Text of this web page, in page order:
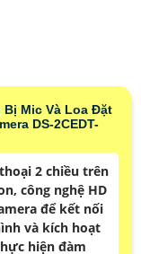
Bị Mic Và Loa Đặt
DS-2CEDT-
2 chiều trên
công nghệ HD
để kết nối
và kích hoạt
hiện đàm